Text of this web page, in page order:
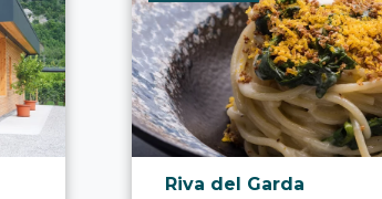
Località punto di
Riva del Garda